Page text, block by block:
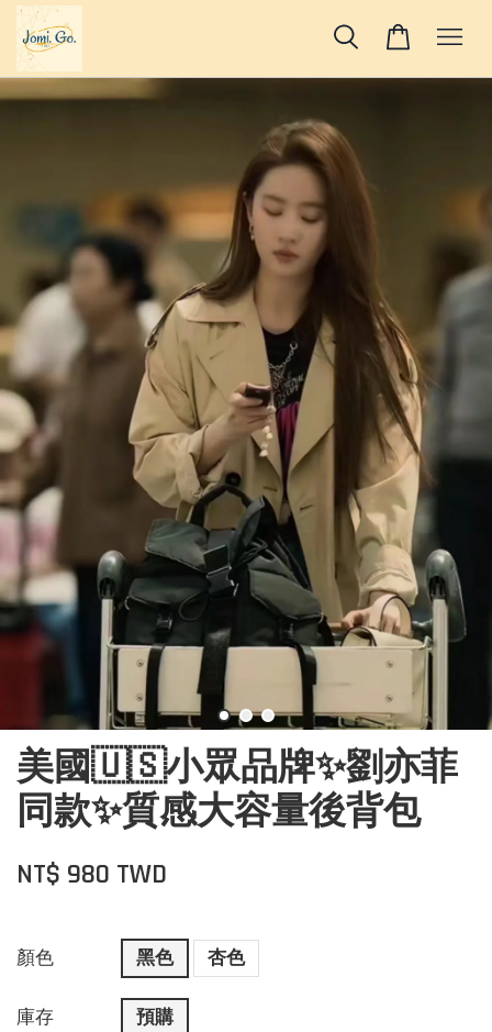
美國🇺🇸小眾品牌✨劉亦菲
同款✨質感大容量後背包
NT$ 980 TWD
顏色 黑色 杏色
庫存 預購